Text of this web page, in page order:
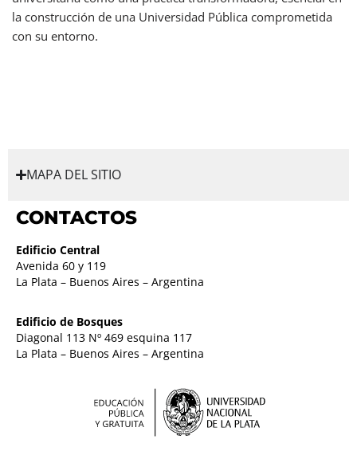
la construcción de una Universidad Pública comprometida
con su entorno.
MAPA DEL SITIO
CONTACTOS
Edificio Central
Avenida 60 y 119
La Plata – Buenos Aires – Argentina
Edificio de Bosques
Diagonal 113 Nº 469 esquina 117
La Plata – Buenos Aires – Argentina